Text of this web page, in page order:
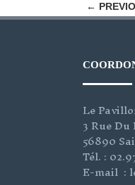
←
Le
3 Rue
56890
Tél. :
E-mail :